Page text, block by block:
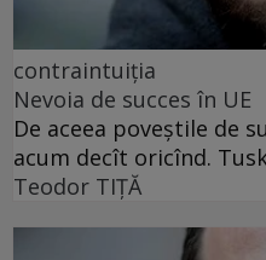
contraintuiția
Nevoia de succes în UE
De aceea poveștile de
acum decît oricînd.
Teodor TIŢĂ